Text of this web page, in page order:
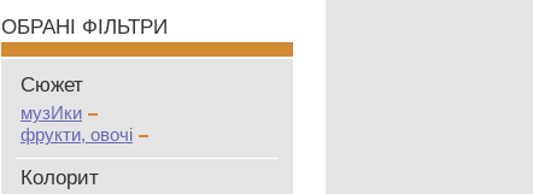
ОБРАНІ ФІЛЬТРИ
Сюжет
музИки
фрукти, овочі
Колорит